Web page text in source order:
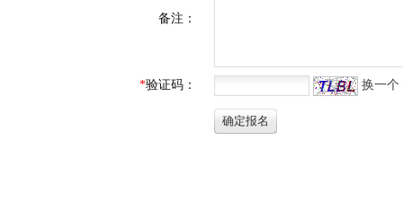
备注：
*验证码： 换一个